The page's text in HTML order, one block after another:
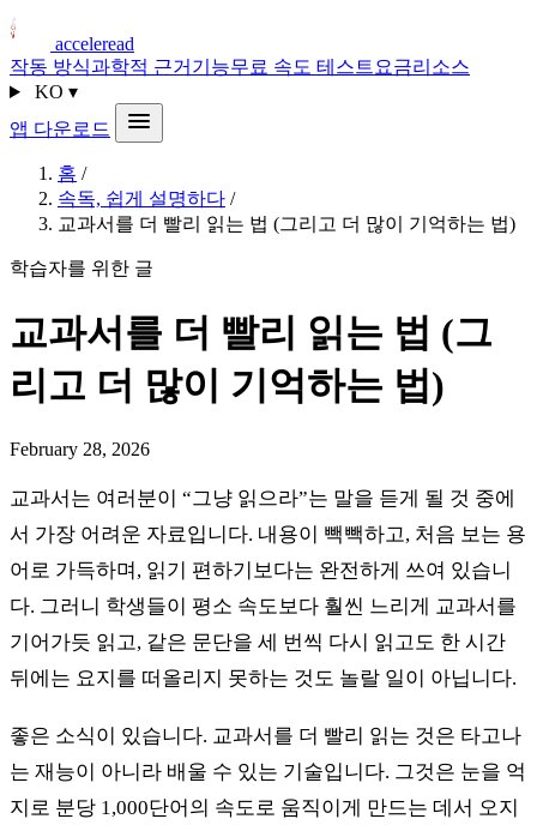
acceleread
작동 방식과학적 근거 기능무료 속도 테스트 요금리소스
KO ▾
앱 다운로드
홈 /
속독, 쉽게 설명하다 /
교과서를 더 빨리 읽는 법 (그리고 더 많이 기억하는 법)
학습자를 위한 글
교과서를 더 빨리 읽는 법 (그
리고 더 많이 기억하는 법)
February 28, 2026
교과서는 여러분이 “그냥 읽으라”는 말을 듣게 될 것 중에
서 가장 어려운 자료입니다. 내용이 빽빽하고, 처음 보는 용
어로 가득하며, 읽기 편하기보다는 완전하게 쓰여 있습니
다. 그러니 학생들이 평소 속도보다 훨씬 느리게 교과서를
기어가듯 읽고, 같은 문단을 세 번씩 다시 읽고도 한 시간
뒤에는 요지를 떠올리지 못하는 것도 놀랄 일이 아닙니다.
좋은 소식이 있습니다. 교과서를 더 빨리 읽는 것은 타고나
는 재능이 아니라 배울 수 있는 기술입니다. 그것은 눈을 억
지로 분당 1,000단어의 속도로 움직이게 만드는 데서 오지